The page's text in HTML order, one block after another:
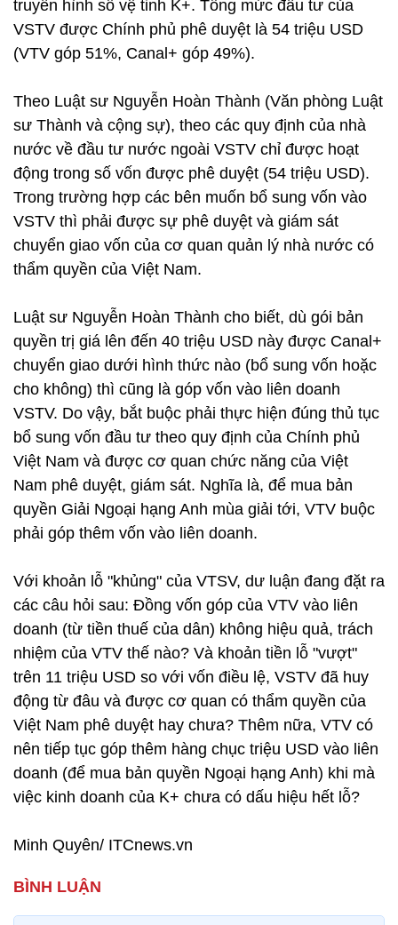
truyền hình số vệ tinh K+. Tổng mức đầu tư của
VSTV được Chính phủ phê duyệt là 54 triệu USD
(VTV góp 51%, Canal+ góp 49%).
Theo Luật sư Nguyễn Hoàn Thành (Văn phòng Luật
sư Thành và cộng sự), theo các quy định của nhà
nước về đầu tư nước ngoài VSTV chỉ được hoạt
động trong số vốn được phê duyệt (54 triệu USD).
Trong trường hợp các bên muốn bổ sung vốn vào
VSTV thì phải được sự phê duyệt và giám sát
chuyển giao vốn của cơ quan quản lý nhà nước có
thẩm quyền của Việt Nam.
Luật sư Nguyễn Hoàn Thành cho biết, dù gói bản
quyền trị giá lên đến 40 triệu USD này được Canal+
chuyển giao dưới hình thức nào (bổ sung vốn hoặc
cho không) thì cũng là góp vốn vào liên doanh
VSTV. Do vậy, bắt buộc phải thực hiện đúng thủ tục
bổ sung vốn đầu tư theo quy định của Chính phủ
Việt Nam và được cơ quan chức năng của Việt
Nam phê duyệt, giám sát. Nghĩa là, để mua bản
quyền Giải Ngoại hạng Anh mùa giải tới, VTV buộc
phải góp thêm vốn vào liên doanh.
Với khoản lỗ "khủng" của VTSV, dư luận đang đặt ra
các câu hỏi sau: Đồng vốn góp của VTV vào liên
doanh (từ tiền thuế của dân) không hiệu quả, trách
nhiệm của VTV thế nào? Và khoản tiền lỗ "vượt"
trên 11 triệu USD so với vốn điều lệ, VSTV đã huy
động từ đâu và được cơ quan có thẩm quyền của
Việt Nam phê duyệt hay chưa? Thêm nữa, VTV có
nên tiếp tục góp thêm hàng chục triệu USD vào liên
doanh (để mua bản quyền Ngoại hạng Anh) khi mà
việc kinh doanh của K+ chưa có dấu hiệu hết lỗ?
Minh Quyên/ ITCnews.vn